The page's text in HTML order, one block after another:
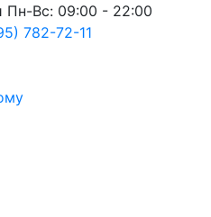
Пн-Вс: 09:00 - 22:00
782-72-11